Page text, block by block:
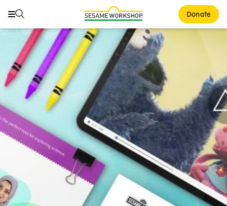
Buscar Donate
Buscar
Family Resources
ABCs and 123s
Healthy Minds and Bodies
Tough Topics
Courses and Webinars
Games and Storybooks
Our Work
About Us